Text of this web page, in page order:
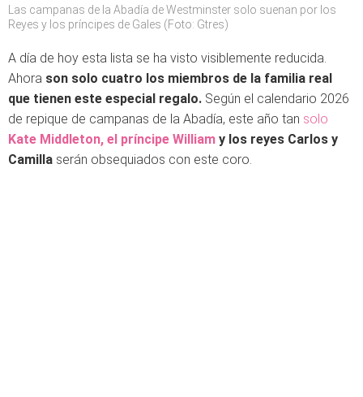
Las campanas de la Abadía de Westminster solo suenan por los
Reyes y los príncipes de Gales (Foto: Gtres)
A día de hoy esta lista se ha visto visiblemente reducida.
Ahora son solo cuatro los miembros de la familia real
que tienen este especial regalo. Según el calendario 2026
de repique de campanas de la Abadía, este año tan solo
Kate Middleton, el príncipe William y los reyes Carlos y
Camilla serán obsequiados con este coro.